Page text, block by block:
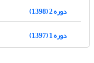
دوره 2 (1398)
دوره 1 (1397)